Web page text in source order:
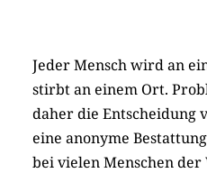
Jeder Mensch wird an
stirbt an einem Ort.
daher die Entscheidung
eine anonyme
bei vielen Menschen der